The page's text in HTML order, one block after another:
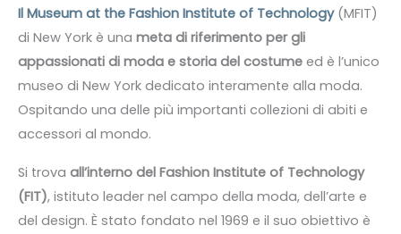
Il Museum at the Fashion Institute of Technology(MFIT)
di New York è una meta di riferimento per gli
appassionati di moda e storia del costume ed è l’unico
museo di New York dedicato interamente alla moda.
Ospitando una delle più importanti collezioni di abiti e
accessori al mondo.
Si trova all’interno del Fashion Institute of Technology
(FIT), istituto leader nel campo della moda, dell’arte e
del design. È stato fondato nel 1969 e il suo obiettivo è